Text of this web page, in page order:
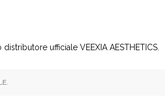
ufficiale VEEXIA AESTHETICS.